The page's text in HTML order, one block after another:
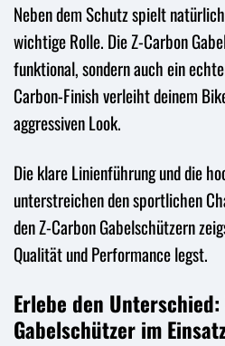
Neben dem Schutz spielt
wichtige Rolle. Die Z-Carbon
funktional, sondern auch ein
Carbon-Finish verleiht deinem
aggressiven Look.
Die klare Linienführung und die
unterstreichen den sportlichen
den Z-Carbon Gabelschützern
Qualität und Performance legst.
Erlebe den Unterschied:
Gabelschützer im